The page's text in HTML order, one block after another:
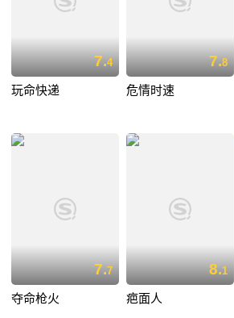
7.4
玩命快递
7.8
危情时速
7.7
夺命枪火
8.1
疤面人